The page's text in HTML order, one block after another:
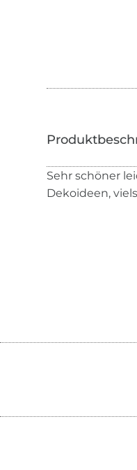
Sehr schöner
Dekoideen,